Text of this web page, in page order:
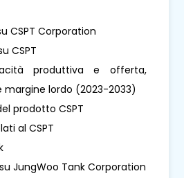
CSPT Corporation
CSPT
produttiva e offerta,
lordo (2023-2033)
prodotto CSPT
al CSPT
JungWoo Tank Corporation